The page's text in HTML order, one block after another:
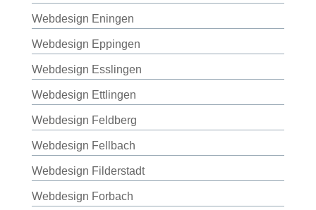
Webdesign Eningen
Webdesign Eppingen
Webdesign Esslingen
Webdesign Ettlingen
Webdesign Feldberg
Webdesign Fellbach
Webdesign Filderstadt
Webdesign Forbach